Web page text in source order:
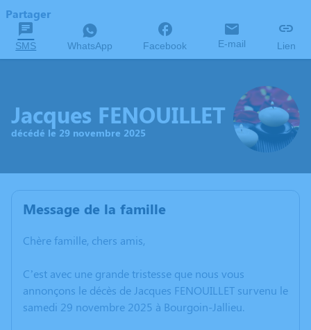
Partager
SMS WhatsApp Facebook E-mail Lien
Jacques FENOUILLET
décédé le 29 novembre 2025
Message de la famille
Chère famille, chers amis,
C’est avec une grande tristesse que nous vous
annonçons le décès de Jacques FENOUILLET survenu le
samedi 29 novembre 2025 à Bourgoin-Jallieu.